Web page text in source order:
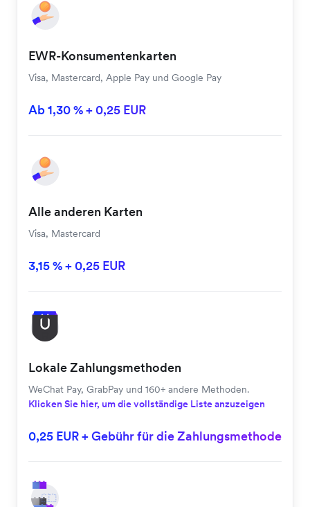
EWR-Konsumentenkarten
Visa, Mastercard, Apple Pay und Google Pay
Ab 1,30 % + 0,25 EUR
Alle anderen Karten
Visa, Mastercard
3,15 % + 0,25 EUR
Lokale Zahlungsmethoden
WeChat Pay, GrabPay und 160+ andere Methoden.
Klicken Sie hier, um die vollständige Liste anzuzeigen
0,25 EUR + Gebühr für die Zahlungsmethode